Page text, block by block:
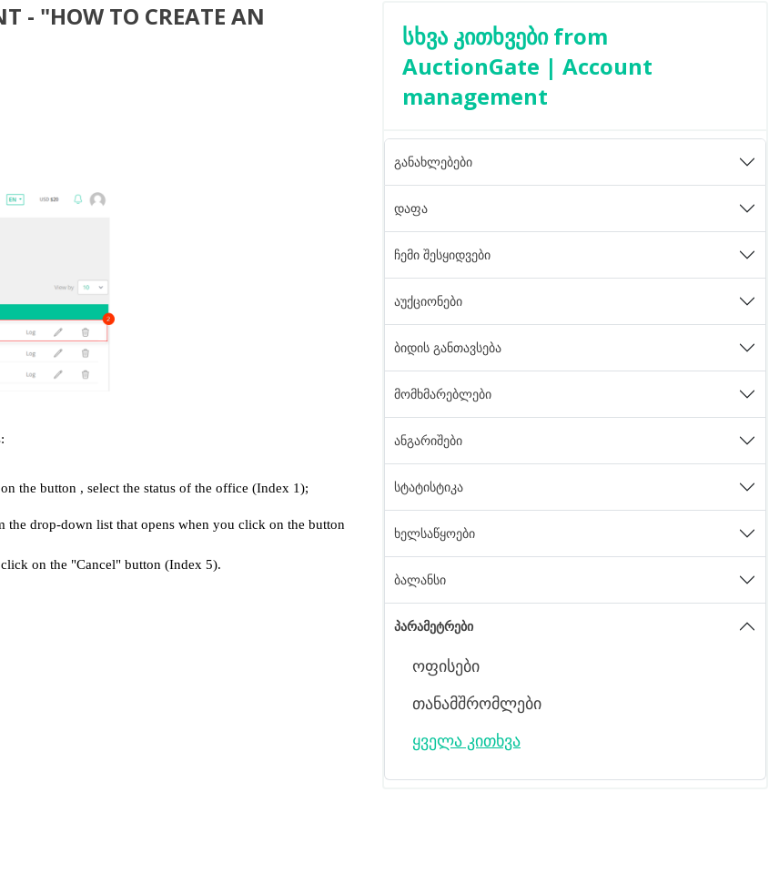
- "HOW TO CREATE AN
the button , select the status of the office (Index 1);
the drop-down list that opens when you click on the button
on the "Cancel" button (Index 5).
სხვა კითხვები from
AuctionGate | Account
management
განახლებები
დაფა
ჩემი შესყიდვები
აუქციონები
ბიდის განთავსება
მომხმარებლები
ანგარიშები
სტატისტიკა
ხელსაწყოები
ბალანსი
პარამეტრები
ოფისები
თანამშრომლები
ყველა კითხვა